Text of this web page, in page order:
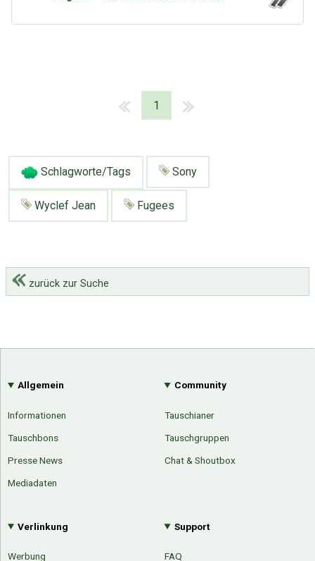
1
Schlagworte/Tags Sony
Wyclef Jean Fugees
zurück zur Suche
Allgemein
Informationen
Tauschbons
Presse News
Mediadaten
Community
Tauschianer
Tauschgruppen
Chat & Shoutbox
Verlinkung
Werbung
Support
FAQ